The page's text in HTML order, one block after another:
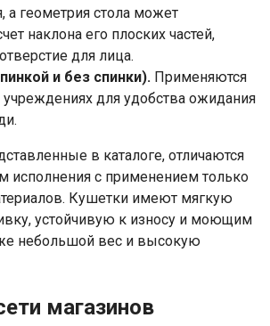
а геометрия стола может
наклона его плоских частей,
для лица.
и без спинки). Применяются
для удобства ожидания
в каталоге, отличаются
исполнения с применением только
Кушетки имеют мягкую
устойчивую к износу и моющим
небольшой вес и высокую
магазинов